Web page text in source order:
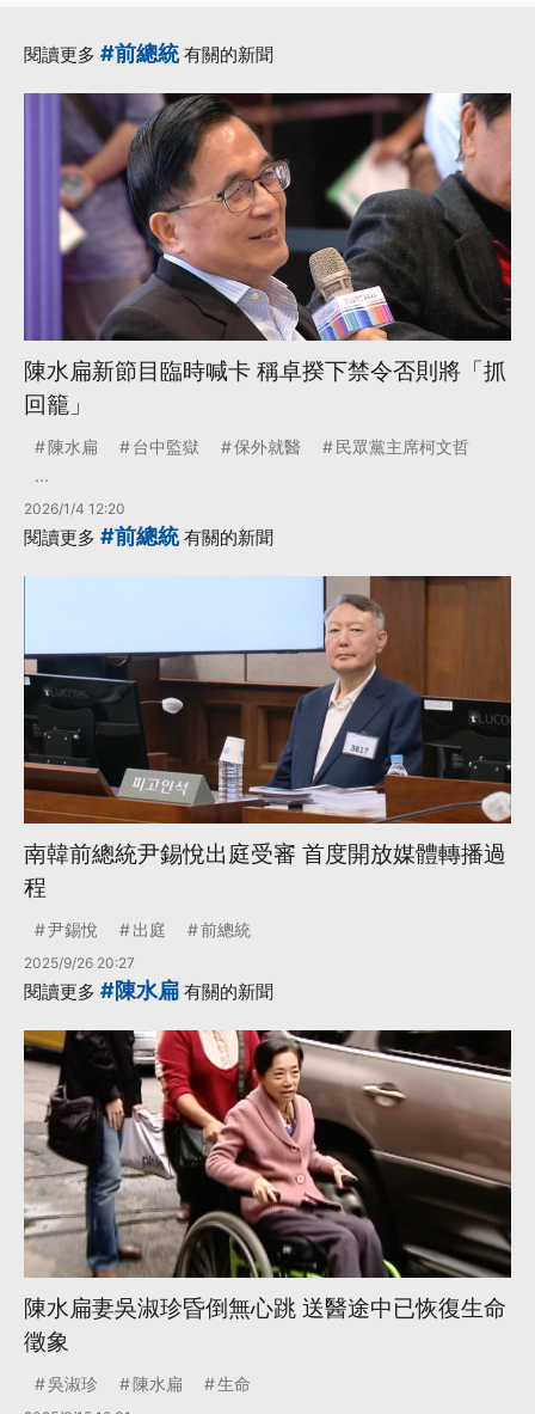
閱讀更多 #前總統有關的新聞
陳水扁新節目臨時喊卡 稱卓揆下禁令否則將「抓
回籠」
陳水扁 台中監獄 保外就醫
民眾黨主席柯文哲
...
2026/1/4 12:20
閱讀更多 #前總統有關的新聞
南韓前總統尹錫悅出庭受審 首度開放媒體轉播過
程
尹錫悅 出庭 前總統
2025/9/26 20:27
閱讀更多 #陳水扁 有關的新聞
陳水扁妻吳淑珍昏倒無心跳 送醫途中已恢復生命
徵象
吳淑珍 陳水扁 生命